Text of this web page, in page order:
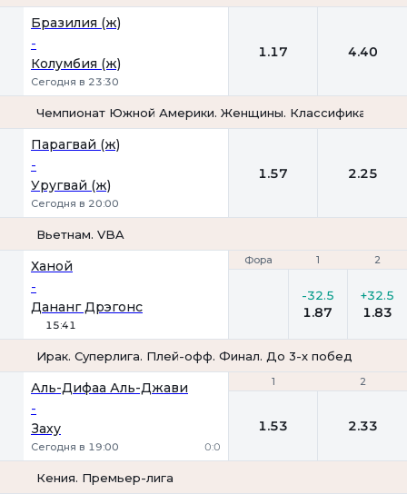
Бразилия (ж)
-
Колумбия (ж)
Сегодня в 23:30
1.17 4.40
Чемпионат Южной Америки. Женщины. Классификация.
Парагвай (ж)
-
Уругвай (ж)
Сегодня в 20:00
1.57 2.25
Вьетнам. VBA
Фора 1 2
Ханой
-
Дананг Дрэгонс
15:41
Фора 1 2
-32.5
1.87
+32.5
1.83
Ирак. Суперлига. Плей-офф. Финал. До 3-х побед
1 2
Аль-Дифаа Аль-Джави
-
Заху
Сегодня в 19:00 0:0
1 2
1.53 2.33
Кения. Премьер-лига